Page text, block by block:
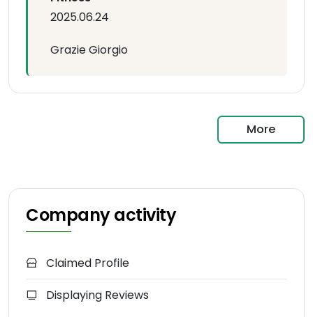
2025.06.24
Grazie Giorgio
More
Company activity
Claimed Profile
Displaying Reviews